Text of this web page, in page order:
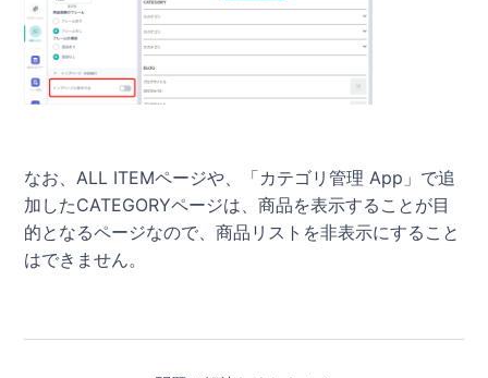
なお、ALL ITEMページや、「カテゴリ管理 App」で追
加したCATEGORYページは、商品を表示することが目
的となるページなので、商品リストを非表示にすること
はできません。